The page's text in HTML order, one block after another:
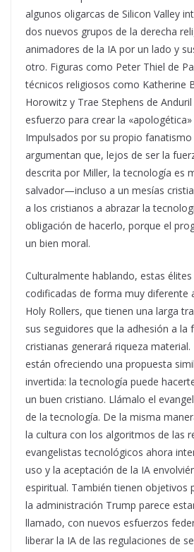
algunos oligarcas de Silicon Valley
dos nuevos grupos de la derecha
animadores de la IA por un lado y
otro. Figuras como Peter Thiel de
técnicos religiosos como Katherine
Horowitz y Trae Stephens de
esfuerzo para crear la
Impulsados por su propio
argumentan que, lejos de ser la
descrita por Miller, la tecnología es
salvador—incluso a un mesías
a los cristianos a abrazar la
obligación de hacerlo, porque el
un bien moral.
Culturalmente hablando, estas
codificadas de forma muy diferente
Holy Rollers, que tienen una larga
sus seguidores que la adhesión a la
cristianas generará riqueza
están ofreciendo una propuesta
invertida: la tecnología puede
un buen cristiano. Llámalo el
de la tecnología. De la misma
la cultura con los algoritmos de las
evangelistas tecnológicos ahora
uso y la aceptación de la IA
espiritual. También tienen objetivos
la administración Trump parece
llamado, con nuevos esfuerzos
liberar la IA de las regulaciones de